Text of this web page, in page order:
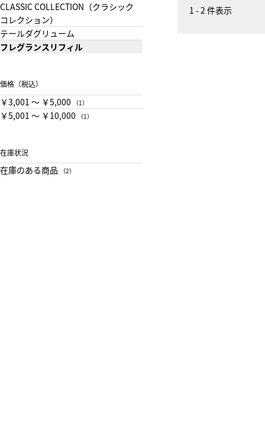
CLASSIC COLLECTION（クラシック
コレクション）
テールダグリューム
フレグランスリフィル
価格（税込）
￥3,001 〜 ￥5,000 （1）
￥5,001 〜 ￥10,000 （1）
在庫状況
在庫のある商品 （2）
1 - 2 件表示